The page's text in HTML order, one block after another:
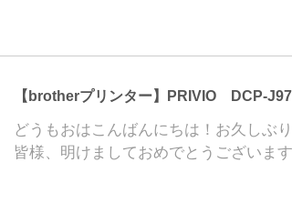
【brotherプリンター】PRIVIO DCP-
どうもおはこんばんにちは！お久しぶ
皆様、明けましておめでとうございま